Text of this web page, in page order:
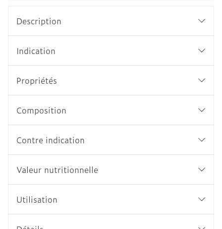
Description
Indication
Propriétés
Composition
Contre indication
Valeur nutritionnelle
Utilisation